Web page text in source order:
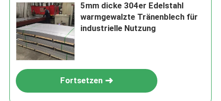
5mm dicke 304er Edelstahl
warmgewalzte Tränenblech für
industrielle Nutzung
Fortsetzen